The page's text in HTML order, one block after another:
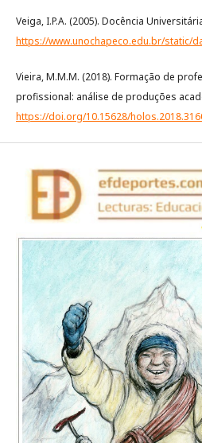
Veiga, I.P.A. (2005). Docência
https://www.unochapeco.edu.br/static/
Vieira, M.M.M. (2018). Formação de
profissional: análise de produções
https://doi.org/10.15628/